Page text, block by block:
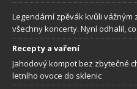
Legendární zpěvák kvůli
všechny koncerty. Nyní odhalil,
Recepty a vaření
Jahodový kompot bez zbytečné
letního ovoce do sklenic